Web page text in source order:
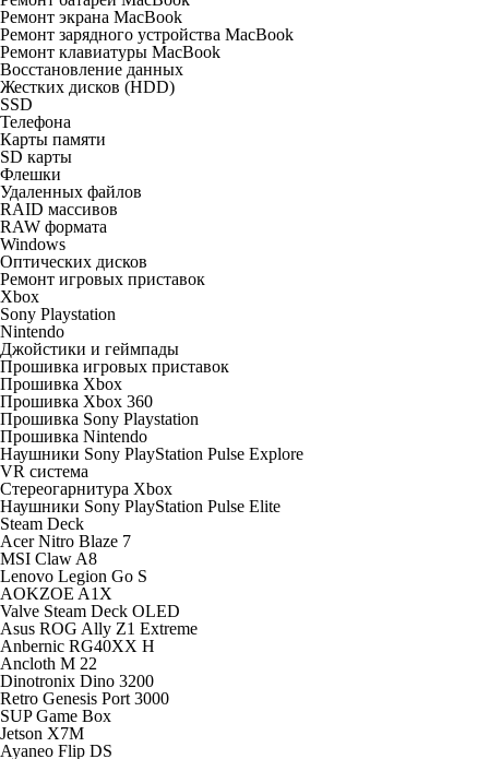
Ремонт экрана MacBook
Ремонт зарядного устройства MacBook
Ремонт клавиатуры MacBook
Восстановление данных
Жестких дисков (HDD)
SSD
Телефона
Карты памяти
SD карты
Флешки
Удаленных файлов
RAID массивов
RAW формата
Windows
Оптических дисков
Ремонт игровых приставок
Xbox
Sony Playstation
Nintendo
Джойстики и геймпады
Прошивка игровых приставок
Прошивка Xbox
Прошивка Xbox 360
Прошивка Sony Playstation
Прошивка Nintendo
Наушники Sony PlayStation Pulse Explore
VR система
Стереогарнитура Xbox
Наушники Sony PlayStation Pulse Elite
Steam Deck
Acer Nitro Blaze 7
MSI Claw A8
Lenovo Legion Go S
AOKZOE A1X
Valve Steam Deck OLED
Asus ROG Ally Z1 Extreme
Anbernic RG40XX H
Ancloth М 22
Dinotronix Dino 3200
Retro Genesis Port 3000
SUP Game Box
Jetson X7M
Ayaneo Flip DS